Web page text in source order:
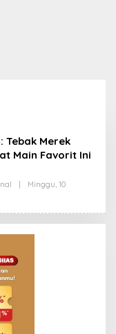
Tebak Merek
Main Favorit Ini
Minggu, 10